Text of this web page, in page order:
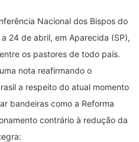
Nacional dos Bispos do
24 de abril, em Aparecida (SP),
os pastores de todo país.
nota reafirmando o
a respeito do atual momento
bandeiras como a Reforma
contrário à redução da